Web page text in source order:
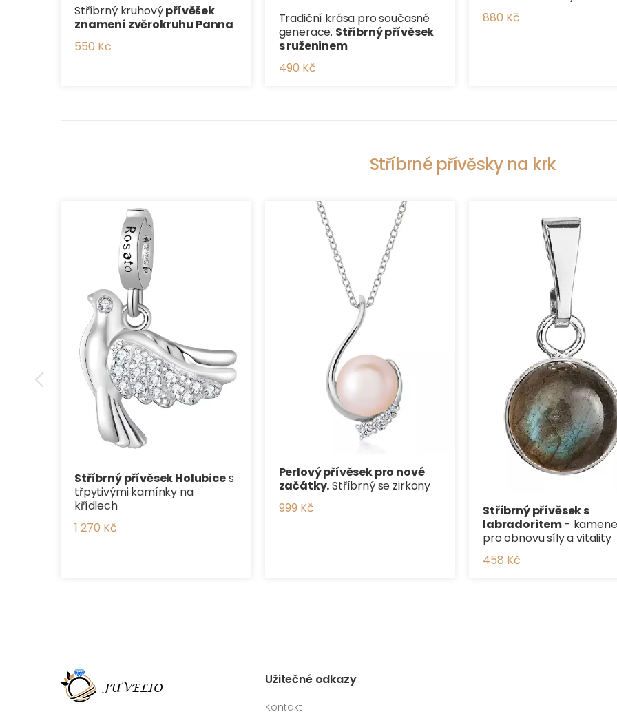
Stříbrný kruhovýpřívěšek
znamení zvěrokruhu Panna
550 Kč
Tradiční krása pro současné
generace. Stříbrný přívěsek
s ruženinem
490 Kč
880 Kč
Stříbrné přívěsky na krk
Stříbrný přívěsek Holubices
třpytivými kamínky na
křídlech
1 270 Kč
Perlový přívěsek pro nové
začátky.Stříbrný se zirkony
999 Kč
Stříbrný přívěsek s
labradoritem -
pro obnovu síly a vitality
458 Kč
Užitečné odkazy
Kontakt